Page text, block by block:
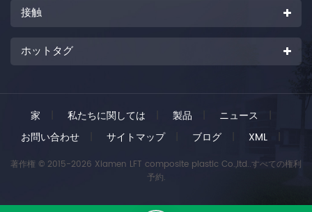
接触
ホットタグ
家 私たちに関しては 製品 ニュース
|
お問い合わせ
サイトマップ ブログ XML |
著作権 © 2015-2026 Xiamen LFT composite plastic Co.,ltd..すべての権利
予約.